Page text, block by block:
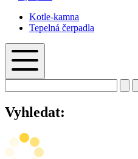
Kotle-kamna
Tepelná čerpadla
Vyhledat: